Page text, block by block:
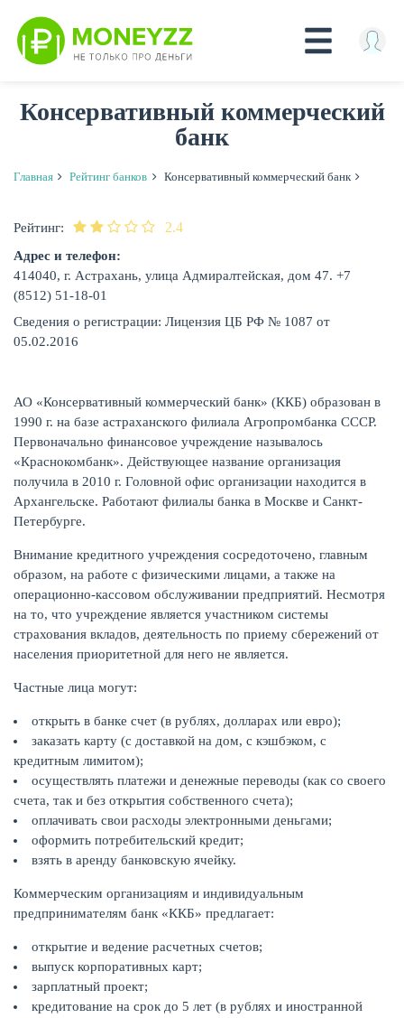
КАРТЫ
НАКОПЛЕНИЯ
Консервативный коммерческий
банк
Главная Рейтинг банков Консервативный коммерческий банк
Рейтинг: 2.4
Адрес и телефон:
414040, г. Астрахань, улица Адмиралтейская, дом 47. +7
(8512) 51-18-01
Сведения о регистрации: Лицензия ЦБ РФ № 1087 от
05.02.2016
АО «Консервативный коммерческий банк» (ККБ) образован в
1990 г. на базе астраханского филиала Агропромбанка СССР.
Первоначально финансовое учреждение называлось
«Краснокомбанк». Действующее название организация
получила в 2010 г. Головной офис организации находится в
Архангельске. Работают филиалы банка в Москве и Санкт-
Петербурге.
Внимание кредитного учреждения сосредоточено, главным
образом, на работе с физическими лицами, а также на
операционно-кассовом обслуживании предприятий. Несмотря
на то, что учреждение является участником системы
страхования вкладов, деятельность по приему сбережений от
населения приоритетной для него не является.
Частные лица могут:
открыть в банке счет (в рублях, долларах или евро);
заказать карту (с доставкой на дом, с кэшбэком, с
кредитным лимитом);
осуществлять платежи и денежные переводы (как со своего
счета, так и без открытия собственного счета);
оплачивать свои расходы электронными деньгами;
оформить потребительский кредит;
взять в аренду банковскую ячейку.
Коммерческим организациям и индивидуальным
предпринимателям банк «ККБ» предлагает:
открытие и ведение расчетных счетов;
выпуск корпоративных карт;
зарплатный проект;
кредитование на срок до 5 лет (в рублях и иностранной